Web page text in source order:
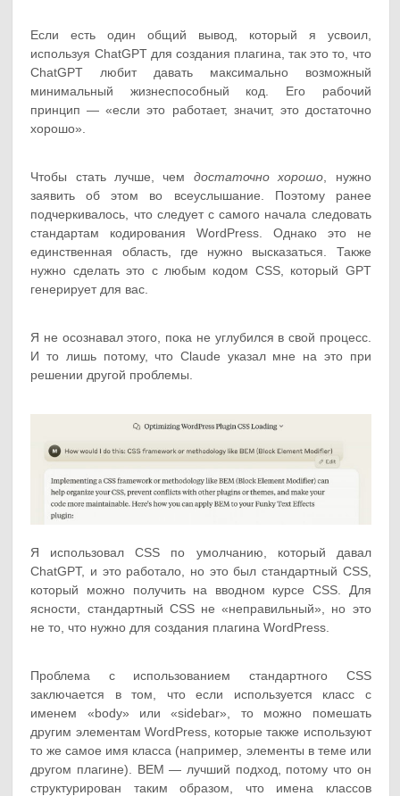
Если есть один общий вывод, который я усвоил,
используя ChatGPT для создания плагина, так это то, что
ChatGPT любит давать максимально возможный
минимальный жизнеспособный код. Его рабочий
принцип — «если это работает, значит, это достаточно
хорошо».
Чтобы стать лучше, чем достаточно хорошо, нужно
заявить об этом во всеуслышание. Поэтому ранее
подчеркивалось, что следует с самого начала следовать
стандартам кодирования WordPress. Однако это не
единственная область, где нужно высказаться. Также
нужно сделать это с любым кодом CSS, который GPT
генерирует для вас.
Я не осознавал этого, пока не углубился в свой процесс.
И то лишь потому, что Claude указал мне на это при
решении другой проблемы.
Я использовал CSS по умолчанию, который давал
ChatGPT, и это работало, но это был стандартный CSS,
который можно получить на вводном курсе CSS. Для
ясности, стандартный CSS не «неправильный», но это
не то, что нужно для создания плагина WordPress.
Проблема с использованием стандартного CSS
заключается в том, что если используется класс с
именем «body» или «sidebar», то можно помешать
другим элементам WordPress, которые также используют
то же самое имя класса (например, элементы в теме или
другом плагине). BEM — лучший подход, потому что он
структурирован таким образом, что имена классов